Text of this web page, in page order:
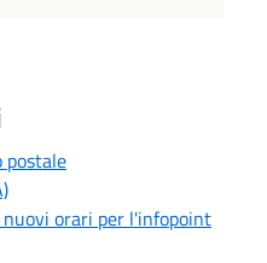
postale
nuovi orari per l'infopoint